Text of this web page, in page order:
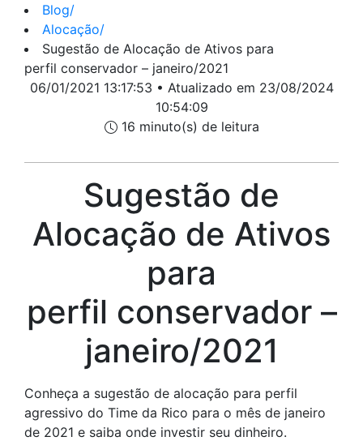
Blog/
Alocação/
Sugestão de Alocação de Ativos para
perfil conservador – janeiro/2021
06/01/2021 13:17:53 • Atualizado em 23/08/2024
10:54:09
16 minuto(s) de leitura
Sugestão de
Alocação de Ativos
para
perfil conservador –
janeiro/2021
Conheça a sugestão de alocação para perfil
agressivo do Time da Rico para o mês de janeiro
de 2021 e saiba onde investir seu dinheiro.